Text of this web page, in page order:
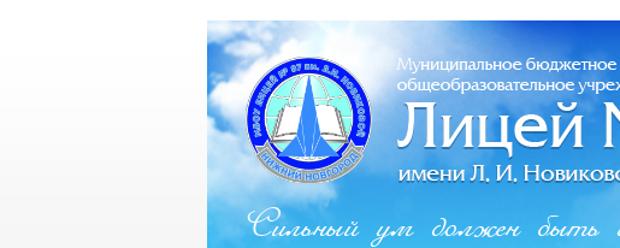
Сильный ум должен быть